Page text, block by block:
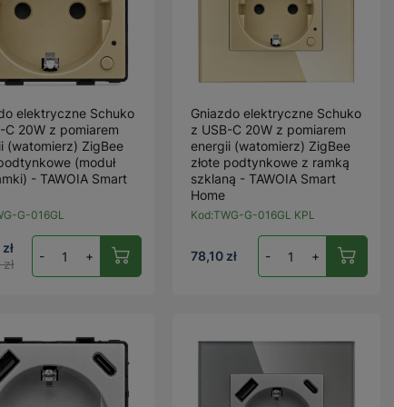
elektryczne Schuko
C 20W z pomiarem
(watomierz) ZigBee
(moduł
- TAWOIA Smart
G-016GL
- +
Gniazdo elektryczne Schuko
z USB-C 20W z pomiarem
energii (watomierz) ZigBee
złote podtynkowe z ramką
szklaną - TAWOIA Smart
Home
Kod:TWG-G-016GL KPL
78,10 zł - +